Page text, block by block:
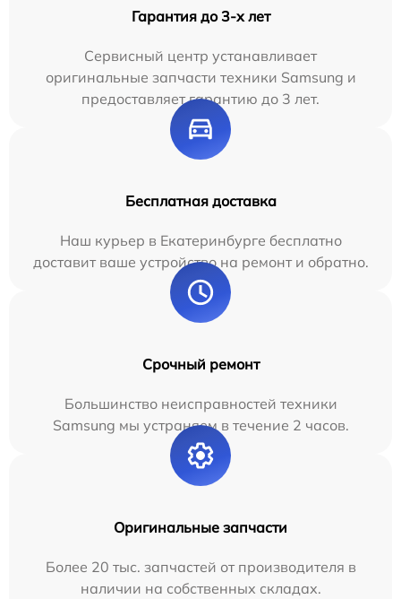
Гарантия до 3-х лет
Сервисный центр устанавливает
оригинальные запчасти техники Samsung и
предоставляет гарантию до 3 лет.
Бесплатная доставка
Наш курьер в Екатеринбурге бесплатно
доставит ваше устройство на ремонт и обратно.
Срочный ремонт
Большинство неисправностей техники
Samsung мы устраняем в течение 2 часов.
Оригинальные запчасти
Более 20 тыс. запчастей от производителя в
наличии на собственных складах.